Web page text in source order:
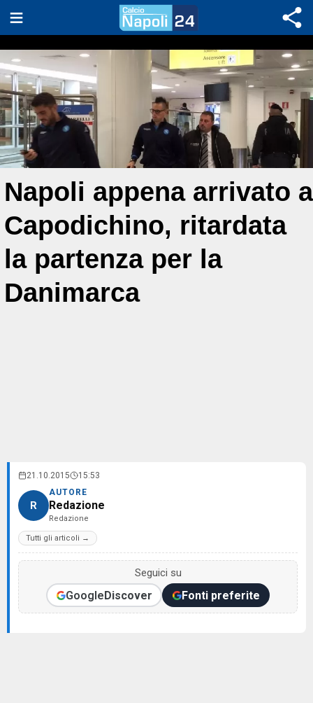
Napoli appena arrivato a
Capodichino, ritardata
la partenza per la
Danimarca
21.10.2015 15:53
R
AUTORE
Redazione
Redazione
Tutti gli articoli →
Seguici su
GoogleDiscover Fonti preferite